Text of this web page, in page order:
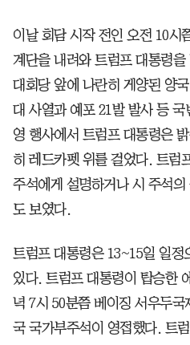
이날 회담 시작 전인 오전 10시
계단을 내려와 트럼프 대통령
대회당 앞에 나란히 게양된 양
대 사열과 예포 21발 발사 등
영 행사에서 트럼프 대통령은
히 레드카펫 위를 걸었다. 트럼
주석에게 설명하거나 시 주석
도 보였다.
트럼프 대통령은 13~15일 일정
있다. 트럼프 대통령이 탑승한
녁 7시 50분쯤 베이징 서우두
국 국가부주석이 영접했다. 트